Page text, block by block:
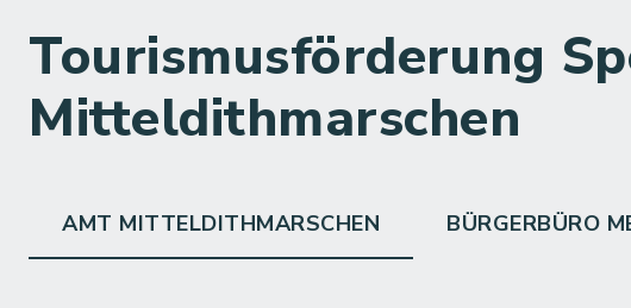
Tourismusförderung
Mitteldithmarschen
AMT MITTELDITHMARSCHEN BÜRGERBÜRO